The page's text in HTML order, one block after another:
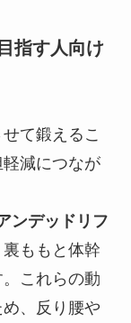
指す人向け
て鍛えるこ
減につなが
ンデッドリフ
ももと体幹
これらの動
、反り腰や